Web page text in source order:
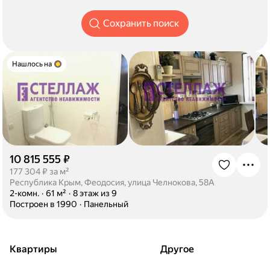
Сохранить поиск
Нашлось на
10 815 555 ₽
177 304 ₽ за м²
Республика Крым, Феодосия, улица Челнокова, 58А
2-комн. · 61 м² · 8 этаж из 9
Построен в 1990 · Панельный
Квартиры Другое